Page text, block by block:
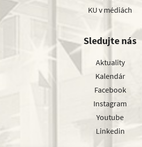
KU v médiách
Sledujte nás
Aktuality
Kalendár
Facebook
Instagram
Youtube
Linkedin